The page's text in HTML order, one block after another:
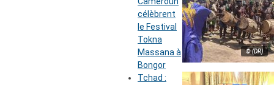
© (DR)
célèbrent
le Festival
Tokna
Massana à
Bongor
Tchad :